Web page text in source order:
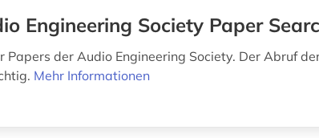
Engineering Society Paper
Papers der Audio Engineering Society. Der Abruf
Mehr Informationen